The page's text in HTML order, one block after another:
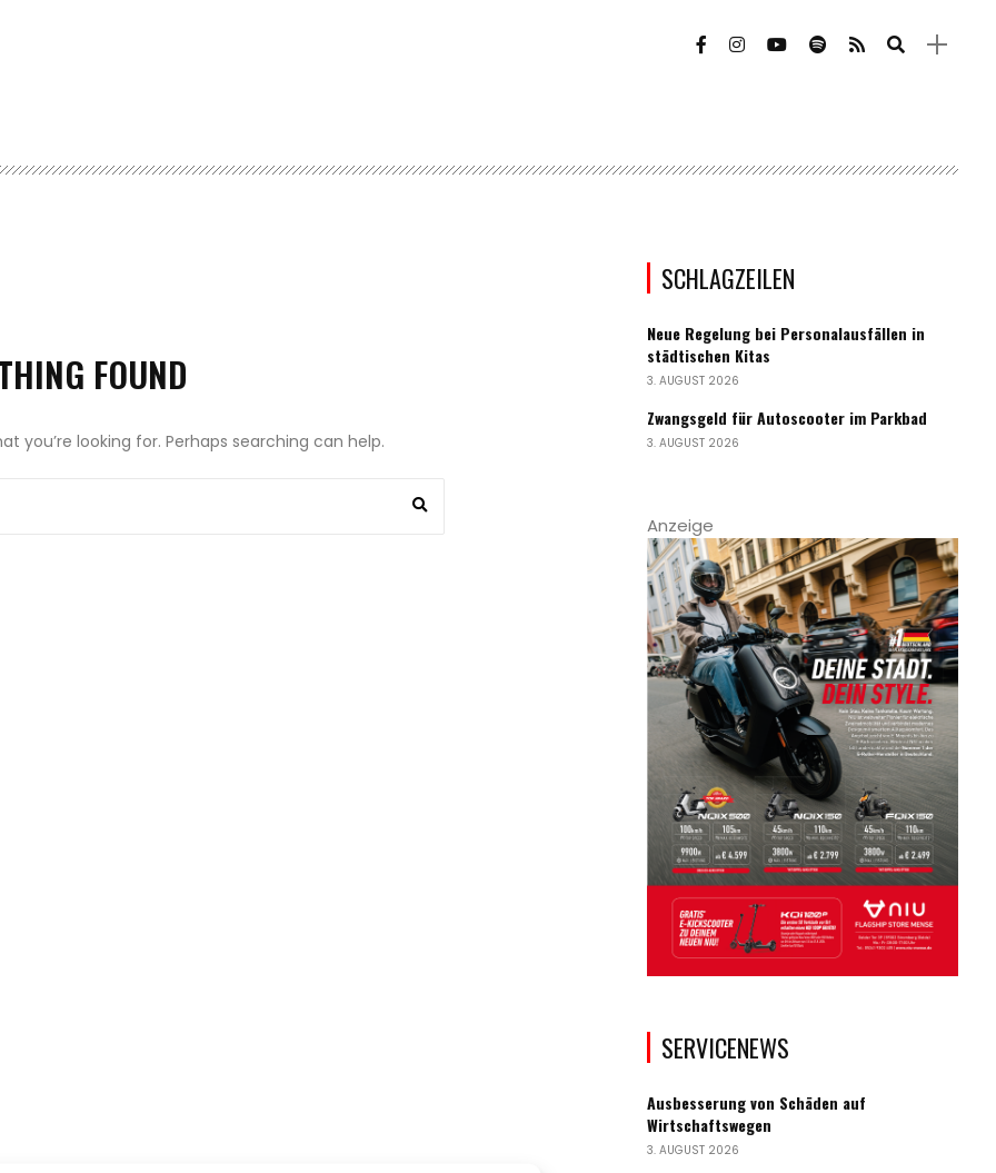
FOUND
you’re looking for. Perhaps searching can help.
SCHLAGZEILEN
Neue Regelung bei Personalausfällen in
städtischen Kitas
3. AUGUST 2026
Zwangsgeld für Autoscooter im Parkbad
3. AUGUST 2026
Anzeige
SERVICENEWS
Ausbesserung von Schäden auf
Wirtschaftswegen
3. AUGUST 2026